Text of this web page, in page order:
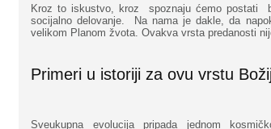
Kroz to iskustvo, kroz spoznaju ćemo postati
socijalno delovanje. Na nama je dakle, da
velikom Planom žvota. Ovakva vrsta predanosti
Primeri u istoriji za ovu vrstu
Sveukupna evolucija pripada jednom